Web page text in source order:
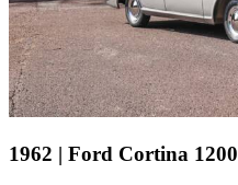
1962 | Ford Cortina 1200